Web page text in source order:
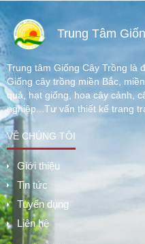
Trung Tâm
Trung tâm Giống Cây Trồng là
Giống cây trồng miền Bắc,
quả, hạt giống, hoa cây cảnh,
nghiệp...Tư vấn thiết kế trang
VỀ CHÚNG TÔI
Giới thiệu
Tin tức
Tuyển dụng
Liên hệ